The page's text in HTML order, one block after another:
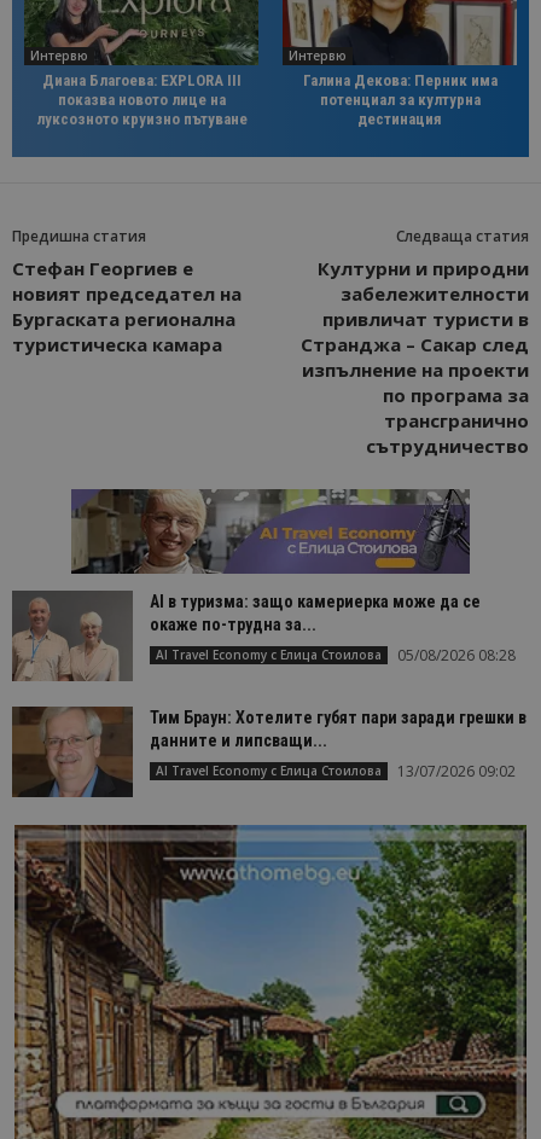
Интервю
Диана Благоева: EXPLORA III
показва новото лице на
луксозното круизно пътуване
Интервю
Галина Декова: Перник има
потенциал за културна
дестинация
Предишна статия
Стефан Георгиев е
новият председател на
Бургаската регионална
туристическа камара
Следваща статия
Културни и природни
забележителности
привличат туристи в
Странджа – Сакар след
изпълнение на проекти
по програма за
трансгранично
сътрудничество
AI в туризма: защо камериерка може да се
окаже по-трудна за...
AI Travel Economy с Елица Стоилова 05/08/2026 08:28
Тим Браун: Хотелите губят пари заради грешки в
данните и липсващи...
AI Travel Economy с Елица Стоилова 13/07/2026 09:02